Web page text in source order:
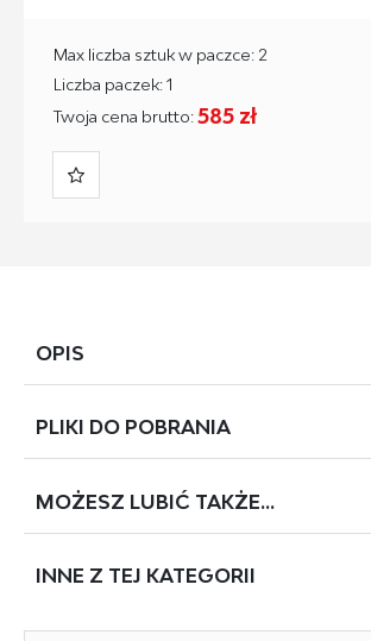
Twoja cena brutto:585 zł
Max liczba sztuk w paczce: 2
Liczba paczek: 1
OPIS
toaletka, wymiary: 94/43/140 cm, materiał:
PLIKI DO POBRANIA
HOLLYWOOD
MOŻESZ LUBIĆ TAKŻE...
INNE Z TEJ KATEGORII